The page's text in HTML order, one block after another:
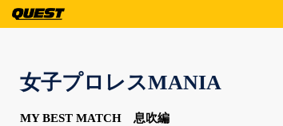
女子プロレスMANIA
MY BEST MATCH 息吹編